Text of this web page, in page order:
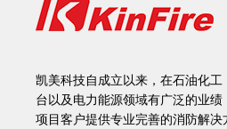
凯美科技自成立以来，在石油化工
台以及电力能源领域有广泛的业绩
项目客户提供专业完善的消防解决